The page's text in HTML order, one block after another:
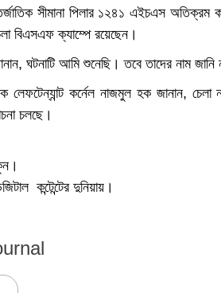
সীমানা পিলার ১২৪১ এইচএস
বিএসএফ ক্যাম্পে রয়েছেন।
ঘটনাটি আমি শুনেছি। তবে তাদের নাম জানি
লেফটেন্যান্ট কর্নেল নাজমুল হক জানান,
চলছে।
কন্টেন্টের দুনিয়ায়।